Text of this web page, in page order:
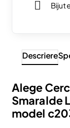
Descriere
Alege
Smaralde
model